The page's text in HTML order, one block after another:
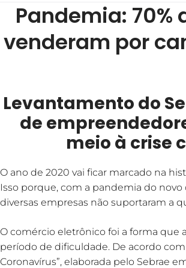
Pandemia:
venderam por
Levantamento do
de
meio à crise
O ano de 2020 vai ficar marcado na
Isso porque, com a pandemia do
diversas empresas não suportaram a
O comércio eletrônico foi a forma que
período de dificuldade. De acordo
Coronavírus”, elaborada pelo Sebrae